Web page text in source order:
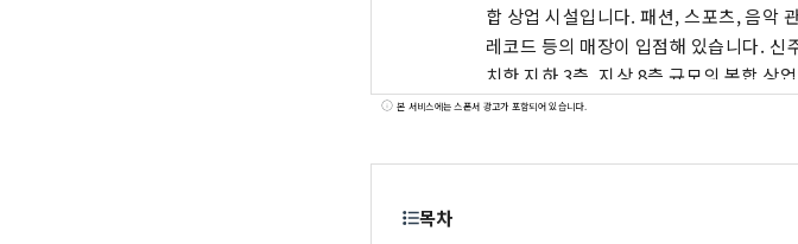
합 상업 시설입니다. 패션, 스포츠, 음악
레코드 등의 매장이 입점해 있습니다. 신주쿠 니시구치 HALC는 신주쿠역 서쪽 출구 맞은편에 위
치한 지하 3층, 지상 8층 규모의 복합 상
스 시설 등이 입점하여 사람들이 자신만의
니다. 다양한 레스토랑과 소매점이 입점
본 서비스에는 스폰서 광고가 포함되어 있습니다.
목차